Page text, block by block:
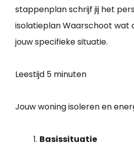
stappenplan schrijf jij het
isolatieplan Waarschoot
jouw specifieke situatie.
Leestijd 5 minuten
Jouw woning isoleren en
Basissituatie